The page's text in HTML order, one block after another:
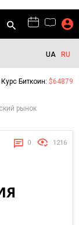
UA RU
Курс Биткоин: $64879
рынок
0 1216